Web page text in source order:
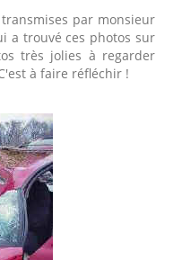
par monsieur
a trouvé ces photos sur
très jolies à regarder
à faire réfléchir !